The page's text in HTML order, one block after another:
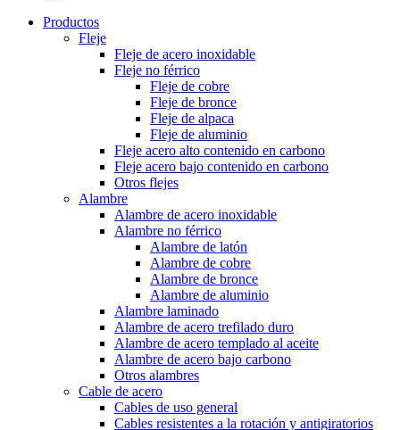
Productos
Fleje
Fleje de acero inoxidable
Fleje no férrico
Fleje de cobre
Fleje de bronce
Fleje de alpaca
Fleje de aluminio
Fleje acero alto contenido en carbono
Fleje acero bajo contenido en carbono
Otros flejes
Alambre
Alambre de acero inoxidable
Alambre no férrico
Alambre de latón
Alambre de cobre
Alambre de bronce
Alambre de aluminio
Alambre laminado
Alambre de acero trefilado duro
Alambre de acero templado al aceite
Alambre de acero bajo carbono
Otros alambres
Cable de acero
Cables de uso general
Cables resistentes a la rotación y antigiratorios